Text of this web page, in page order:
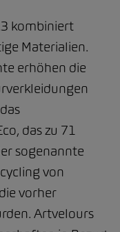
kombiniert
Materialien.
erhöhen die
das zu 71
sogenannte
von
vorher
Artvelours